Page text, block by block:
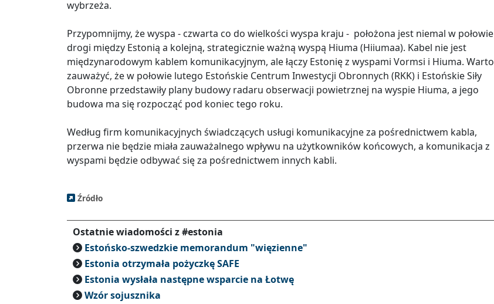
wybrzeża.
Przypomnijmy, że wyspa - czwarta co do wielkości wyspa kraju - położona jest niemal w połowie
drogi między Estonią a kolejną, strategicznie ważną wyspą Hiuma (Hiiumaa). Kabel nie jest
międzynarodowym kablem komunikacyjnym, ale łączy Estonię z wyspami Vormsi i Hiuma. Warto
zauważyć, że w połowie lutego Estońskie Centrum Inwestycji Obronnych (RKK) i Estońskie Siły
Obronne przedstawiły plany budowy radaru obserwacji powietrznej na wyspie Hiuma, a jego
budowa ma się rozpocząć pod koniec tego roku.
Według firm komunikacyjnych świadczących usługi komunikacyjne za pośrednictwem kabla,
przerwa nie będzie miała zauważalnego wpływu na użytkowników końcowych, a komunikacja z
wyspami będzie odbywać się za pośrednictwem innych kabli.
Źródło
Ostatnie wiadomości z #estonia
Estońsko-szwedzkie memorandum "więzienne"
Estonia otrzymała pożyczkę SAFE
Estonia wysłała następne wsparcie na Łotwę
Wzór sojusznika